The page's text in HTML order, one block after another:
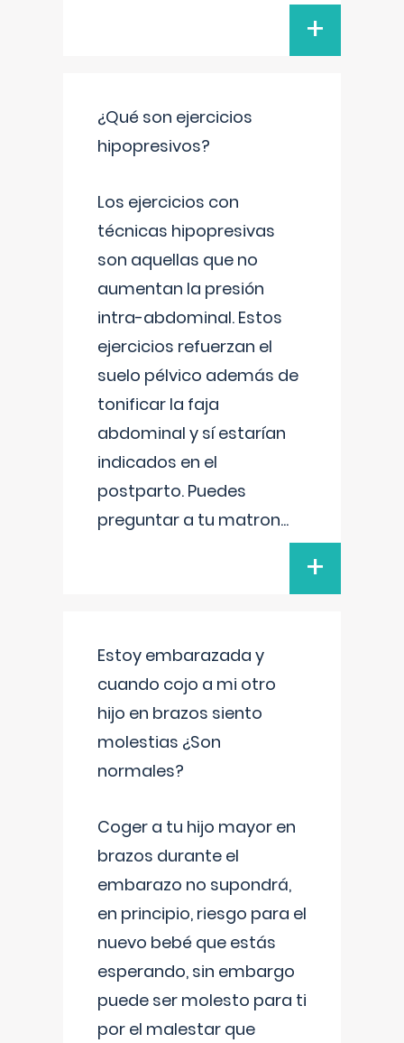
+
¿Qué son ejercicios
hipopresivos?
Los ejercicios con
técnicas hipopresivas
son aquellas que no
aumentan la presión
intra-abdominal. Estos
ejercicios refuerzan el
suelo pélvico además de
tonificar la faja
abdominal y sí estarían
indicados en el
postparto. Puedes
preguntar a tu matron...
+
Estoy embarazada y
cuando cojo a mi otro
hijo en brazos siento
molestias ¿Son
normales?
Coger a tu hijo mayor en
brazos durante el
embarazo no supondrá,
en principio, riesgo para el
nuevo bebé que estás
esperando, sin embargo
puede ser molesto para ti
por el malestar que